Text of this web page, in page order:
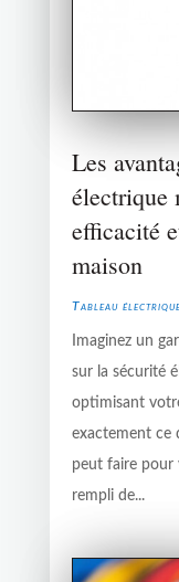
Les
électrique
efficacité
maison
Tableau
Imaginez un
sur la sécurité
optimisant
exactement ce
peut faire pour
rempli de...